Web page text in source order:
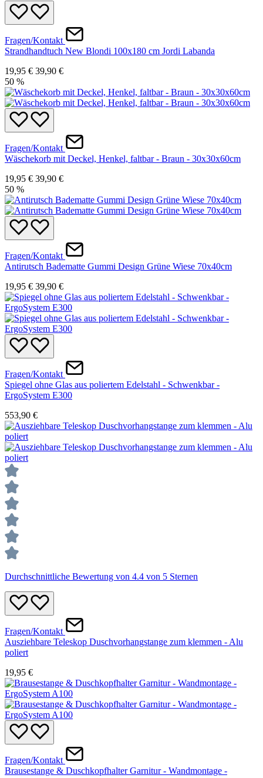
Fragen/Kontakt
Strandhandtuch New Blondi 100x180 cm Jordi Labanda
19,95 € 39,90 €
50 %
Fragen/Kontakt
Wäschekorb mit Deckel, Henkel, faltbar - Braun - 30x30x60cm
19,95 € 39,90 €
50 %
Fragen/Kontakt
Antirutsch Badematte Gummi Design Grüne Wiese 70x40cm
19,95 € 39,90 €
Fragen/Kontakt
Spiegel ohne Glas aus poliertem Edelstahl - Schwenkbar -
ErgoSystem E300
553,90 €
Durchschnittliche Bewertung von 4.4 von 5 Sternen
Fragen/Kontakt
Ausziehbare Teleskop Duschvorhangstange zum klemmen - Alu
poliert
19,95 €
Fragen/Kontakt
Brausestange & Duschkopfhalter Garnitur - Wandmontage -